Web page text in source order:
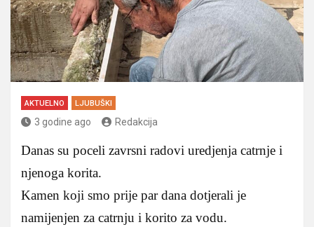
AKTUELNO LJUBUŠKI
3 godine ago Redakcija
Danas su poceli zavrsni radovi uredjenja catrnje i
njenoga korita.
Kamen koji smo prije par dana dotjerali je
namijenjen za catrnju i korito za vodu.